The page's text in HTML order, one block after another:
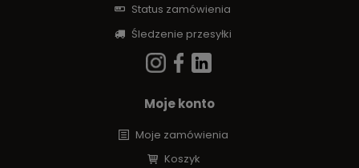
Status zamówienia
Śledzenie przesyłki
Moje konto
Moje zamówienia
Koszyk